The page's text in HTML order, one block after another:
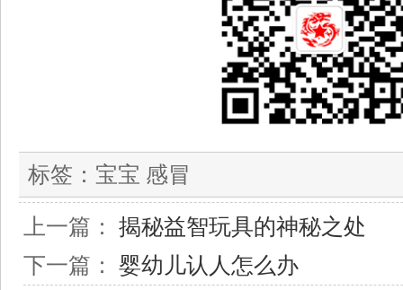
标签： 宝宝 感冒
上一篇： 揭秘益智玩具的神秘之处
下一篇： 婴幼儿认人怎么办